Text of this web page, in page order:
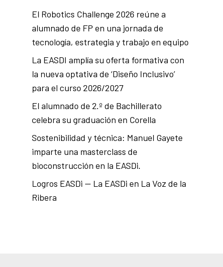
El Robotics Challenge 2026 reúne a
alumnado de FP en una jornada de
tecnología, estrategia y trabajo en equipo
La EASDI amplía su oferta formativa con
la nueva optativa de ‘Diseño Inclusivo’
para el curso 2026/2027
El alumnado de 2.º de Bachillerato
celebra su graduación en Corella
Sostenibilidad y técnica: Manuel Gayete
imparte una masterclass de
bioconstrucción en la EASDi.
Logros EASDi — La EASDi en La Voz de la
Ribera